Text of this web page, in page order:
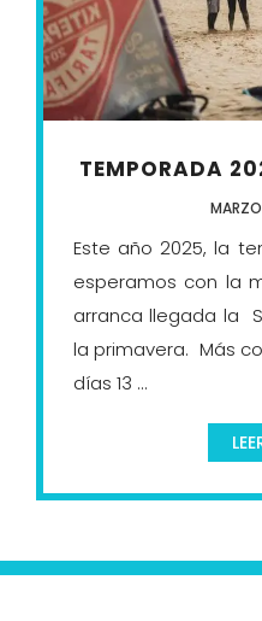
TEMPORADA
Este año 2025, la
esperamos con la
arranca llegada la
la primavera. Más
días 13 ...